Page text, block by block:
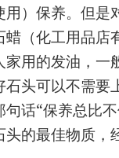
）保养。但是
（化工用品店
用的发油，一
头可以不需要
话“保养总比
的最佳物质，